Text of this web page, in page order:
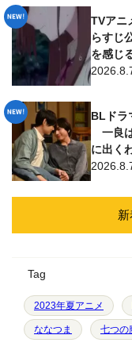
TVアニ
らすじ
を感じ
BLドラ
一良
に出く
Tag
2023年夏アニメ
ななつま 七つの